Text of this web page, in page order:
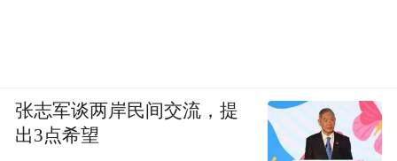
张志军谈两岸民间交流，提
出3点希望